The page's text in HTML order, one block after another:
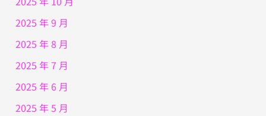
2025 年 9 月
2025 年 8 月
2025 年 7 月
2025 年 6 月
2025 年 5 月